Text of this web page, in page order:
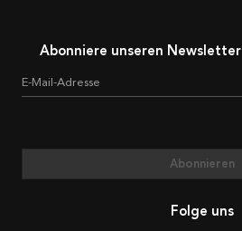
Abonniere unseren Newsletter
E-Mail-Adresse
Abonnieren
Folge uns